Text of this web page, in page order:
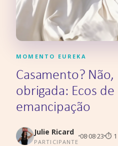
MOMENTO EUREKA
Casamento? Não,
obrigada: Ecos de
emancipação
Julie Ricard
PARTICIPANTE
08·08·23⏱ 1